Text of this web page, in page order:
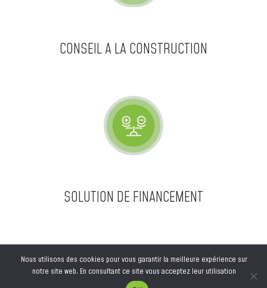
CONSEIL A LA CONSTRUCTION
SOLUTION DE FINANCEMENT
Nous utilisons des cookies pour vous garantir la meilleure expérience sur
notre site web. En consultant ce site vous acceptez leur utilisation